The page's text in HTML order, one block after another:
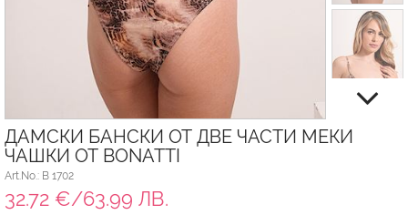
ДАМСКИ БАНСКИ ОТ ДВЕ ЧАСТИ МЕКИ
ЧАШКИ ОТ BONATTI
Art.No.: B 1702
32.72 €/63.99 ЛВ.